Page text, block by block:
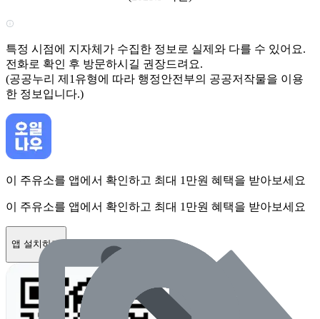
특정 시점에 지자체가 수집한 정보로 실제와 다를 수 있어요.
전화로 확인 후 방문하시길 권장드려요.
(공공누리 제1유형에 따라 행정안전부의 공공저작물을 이용
한 정보입니다.)
이 주유소를 앱에서 확인하고 최대 1만원 혜택을 받아보세요
이 주유소를 앱에서 확인하고 최대 1만원 혜택을 받아보세요
앱 설치하기